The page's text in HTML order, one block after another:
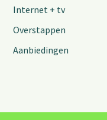
Internet + tv
Overstappen
Aanbiedingen